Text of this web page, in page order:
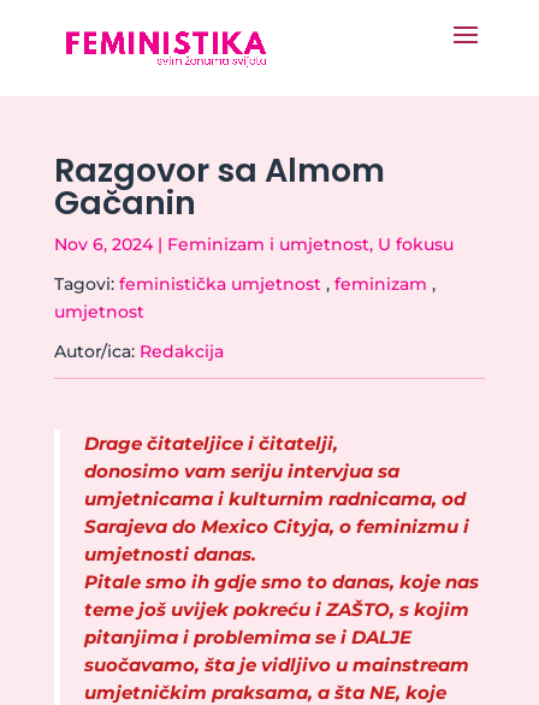
Razgovor sa Almom
Gačanin
Nov 6, 2024| Feminizam i umjetnost, U fokusu
Tagovi: feministička umjetnost, feminizam ,
umjetnost
Autor/ica: Redakcija
Drage čitateljice i čitatelji,
donosimo vam seriju intervjua sa
umjetnicama i kulturnim radnicama, od
Sarajeva do Mexico Cityja, o feminizmu i
umjetnosti danas.
Pitale smo ih gdje smo to danas, koje nas
teme još uvijek pokreću i ZAŠTO, s kojim
pitanjima i problemima se i DALJE
suočavamo, šta je vidljivo u mainstream
umjetničkim praksama, a šta NE, koje